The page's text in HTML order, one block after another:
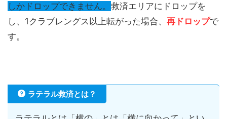
しかドロップできません。 救済エリアにドロップを
し、1クラブレングス以上転がった場合、 再ドロップで
す。
ラテラル救済とは？